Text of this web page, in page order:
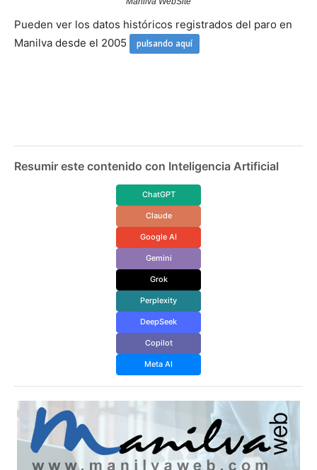
Pueden ver los datos históricos registrados del paro en
Manilva desde el 2005
pulsando aquí
Resumir este contenido con Inteligencia Artificial
ChatGPT
Claude
Google AI
Gemini
Grok
Perplexity
DeepSeek
Copilot
Meta AI